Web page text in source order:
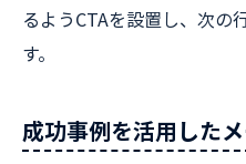
るようCTAを設置し、次の
す。
成功事例を活用した